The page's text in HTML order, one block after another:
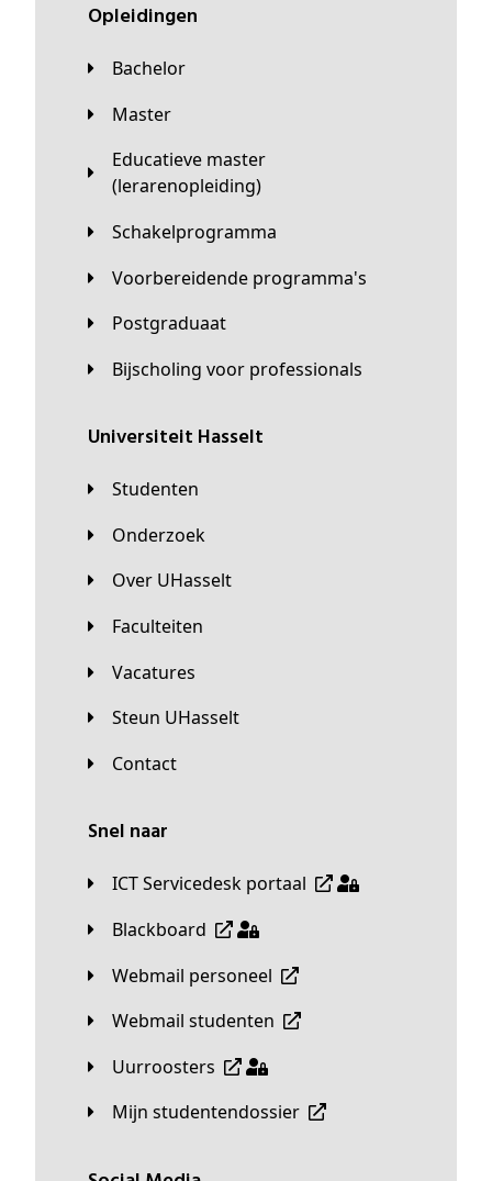
Opleidingen
Bachelor
Master
Educatieve master
(lerarenopleiding)
Schakelprogramma
Voorbereidende programma's
Postgraduaat
Bijscholing voor professionals
universiteit Hasselt
Studenten
Onderzoek
Over UHasselt
Faculteiten
Vacatures
Steun UHasselt
Contact
Snel naar
ICT Servicedesk portaal
Blackboard
Webmail personeel
Webmail studenten
Uurroosters
Mijn studentendossier